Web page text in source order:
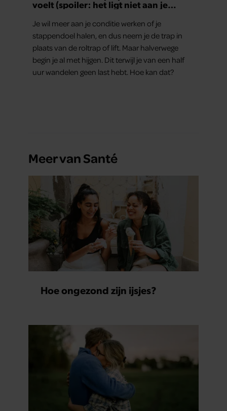
voelt (spoiler: het ligt niet aan je
Je wil meer aan je conditie werken of je
stappendoel halen, en dus neem je de trap in
plaats van de roltrap of lift. Maar halverwege
begin je al met hijgen. Dit terwijl je van een half
uur wandelen geen last hebt. Hoe kan dat?
Meer van Santé
Hoe ongezond zijn ijsjes?